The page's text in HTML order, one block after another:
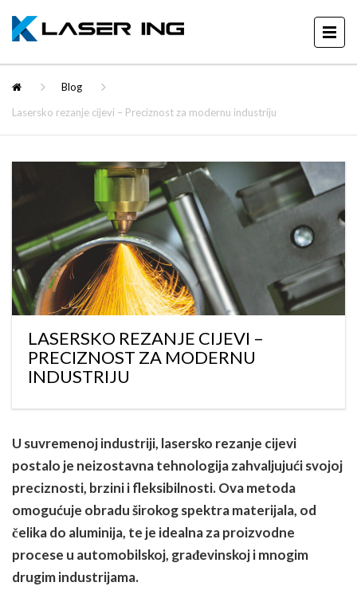
Blog
Lasersko rezanje cijevi – Preciznost za modernu industriju
LASERSKO REZANJE CIJEVI –
PRECIZNOST ZA MODERNU
INDUSTRIJU
U suvremenoj industriji, lasersko rezanje cijevi
postalo je neizostavna tehnologija zahvaljujući svojoj
preciznosti, brzini i fleksibilnosti. Ova metoda
omogućuje obradu širokog spektra materijala, od
čelika do aluminija, te je idealna za proizvodne
procese u automobilskoj, građevinskoj i mnogim
drugim industrijama.